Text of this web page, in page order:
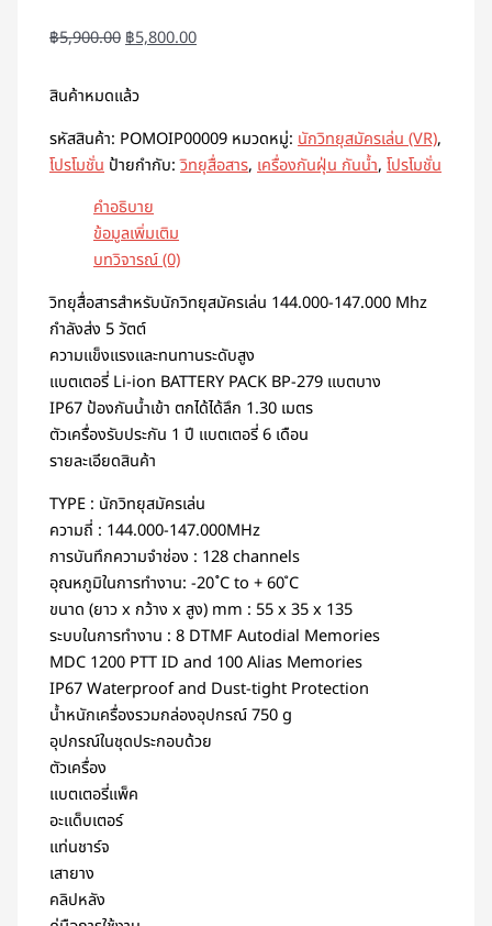
฿5,900.00฿5,800.00
สินค้าหมดแล้ว
รหัสสินค้า: POMOIP00009 หมวดหมู่:นักวิทยุสมัครเล่น (VR),
โปรโมชั่น ป้ายกำกับ:วิทยุสื่อสาร,เครื่องกันฝุ่น กันน้ำ,โปรโมชั่น
คำอธิบาย
ข้อมูลเพิ่มเติม
บทวิจารณ์ (0)
วิทยุสื่อสารสำหรับนักวิทยุสมัครเล่น 144.000-147.000 Mhz
กำลังส่ง 5 วัตต์
ความแข็งแรงและทนทานระดับสูง
แบตเตอรี่ Li-ion BATTERY PACK BP-279 แบตบาง
IP67 ป้องกันน้ำเข้า ตกได้ได้ลึก 1.30 เมตร
ตัวเครื่องรับประกัน 1 ปี แบตเตอรี่ 6 เดือน
รายละเอียดสินค้า
TYPE : นักวิทยุสมัครเล่น
ความถี่ : 144.000-147.000MHz
การบันทึกความจำช่อง : 128 channels
อุณหภูมิในการทำงาน: -20 ํC to + 60 ํC
ขนาด (ยาว x กว้าง x สูง) mm : 55 x 35 x 135
ระบบในการทำงาน : 8 DTMF Autodial Memories
MDC 1200 PTT ID and 100 Alias Memories
IP67 Waterproof and Dust-tight Protection
น้ำหนักเครื่องรวมกล่องอุปกรณ์ 750 g
อุปกรณ์ในชุดประกอบด้วย
ตัวเครื่อง
แบตเตอรี่แพ็ค
อะแด็บเตอร์
แท่นชาร์จ
เสายาง
คลิปหลัง